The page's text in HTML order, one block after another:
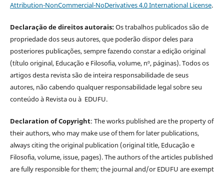
Attribution-NonCommercial-NoDerivatives 4.0 International License.
Declaração de direitos autorais:Os trabalhos publicados são de
propriedade dos seus autores, que poderão dispor deles para
posteriores publicações, sempre fazendo constar a edição original
(título original, Educação e Filosofia, volume, nº, páginas). Todos os
artigos desta revista são de inteira responsabilidade de seus
autores, não cabendo qualquer responsabilidade legal sobre seu
conteúdo à Revista ou à EDUFU.
Declaration of Copyright: The works published are the property of
their authors, who may make use of them for later publications,
always citing the original publication (original title, Educação e
Filosofia, volume, issue, pages). The authors of the articles published
are fully responsible for them; the journal and/or EDUFU are exempt